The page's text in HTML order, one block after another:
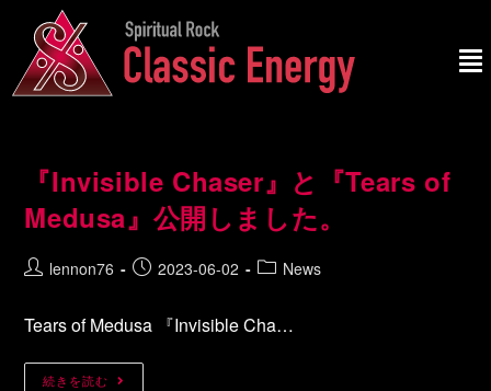
『Invisible Chaser』と『Tears of
Medusa』公開しました。
lennon76 2023-06-02 News
Tears of Medusa 『Invisible Cha…
続きを読む